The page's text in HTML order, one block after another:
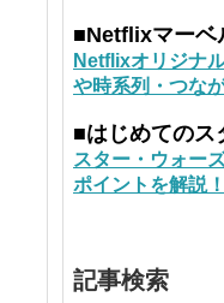
■Netflixマーベ
Netflixオリジナ
や時系列・つな
■はじめてのス
スター・ウォー
ポイントを解説！
記事検索